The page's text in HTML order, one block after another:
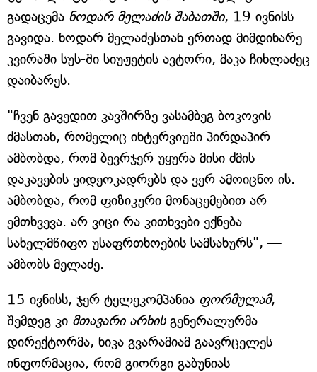
გადაცემა ნოდარ მელაძის შაბათში, 19 ივნისს
გავიდა. ნოდარ მელაძესთან ერთად მიმდინარე
კვირაში სუს-ში სიუჟეტის ავტორი, მაკა ჩიხლაძეც
დაიბარეს.
"ჩვენ გავედით კავშირზე ვასამბეგ ბოკოვის
ძმასთან, რომელიც ინტერვიუში პირდაპირ
ამბობდა, რომ ბევრჯერ უყურა მისი ძმის
დაკავების ვიდეოკადრებს და ვერ ამოიცნო ის.
ამბობდა, რომ ფიზიკური მონაცემებით არ
ემთხვევა. არ ვიცი რა კითხვები ექნება
სახელმწიფო უსაფრთხოების სამსახურს", —
ამბობს მელაძე.
15 ივნისს, ჯერ ტელეკომპანია ფორმულამ,
შემდეგ კი მთავარი არხისგენერალურმა
დირექტორმა, ნიკა გვარამიამ გაავრცელეს
ინფორმაცია, რომ გიორგი გაბუნიას